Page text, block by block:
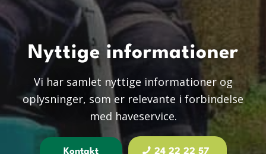
Nyttige informationer
​Vi har samlet nyttige informationer og
oplysninger, som er relevante i forbindelse
med haveservice.
Kontakt 24 22 22 57